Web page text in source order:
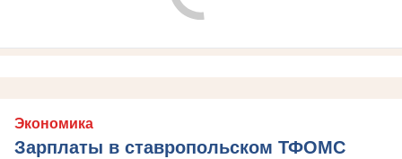
Экономика
Зарплаты в ставропольском ТФОМС